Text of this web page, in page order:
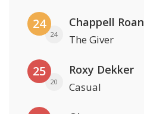
24
24
Chappell Roan
The Giver
25
20
Roxy Dekker
Casual